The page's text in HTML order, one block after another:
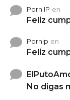
Porn IP en
Feliz
Pornip en
Feliz
No digas